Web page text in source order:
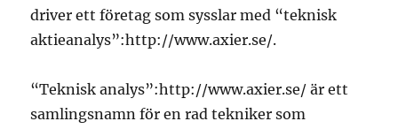
driver ett företag som sysslar med “teknisk
aktieanalys”:http://www.axier.se/.
“Teknisk analys”:http://www.axier.se/ är ett
samlingsnamn för en rad tekniker som